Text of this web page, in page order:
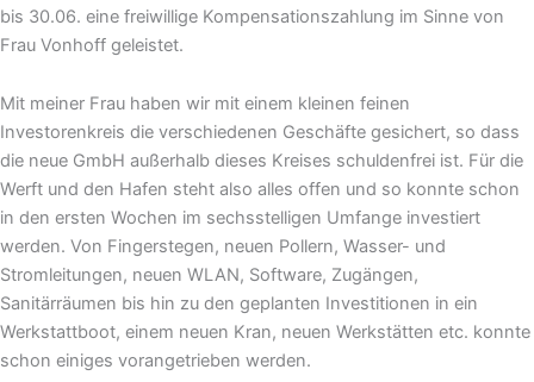
bis 30.06. eine freiwillige Kompensationszahlung im Sinne von
Frau Vonhoff geleistet.
Mit meiner Frau haben wir mit einem kleinen feinen
Investorenkreis die verschiedenen Geschäfte gesichert, so dass
die neue GmbH außerhalb dieses Kreises schuldenfrei ist. Für die
Werft und den Hafen steht also alles offen und so konnte schon
in den ersten Wochen im sechsstelligen Umfange investiert
werden. Von Fingerstegen, neuen Pollern, Wasser- und
Stromleitungen, neuen WLAN, Software, Zugängen,
Sanitärräumen bis hin zu den geplanten Investitionen in ein
Werkstattboot, einem neuen Kran, neuen Werkstätten etc. konnte
schon einiges vorangetrieben werden.